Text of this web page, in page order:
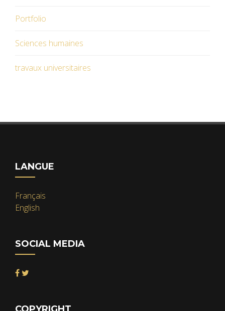
Portfolio
Sciences humaines
travaux universitaires
LANGUE
Français
English
SOCIAL MEDIA